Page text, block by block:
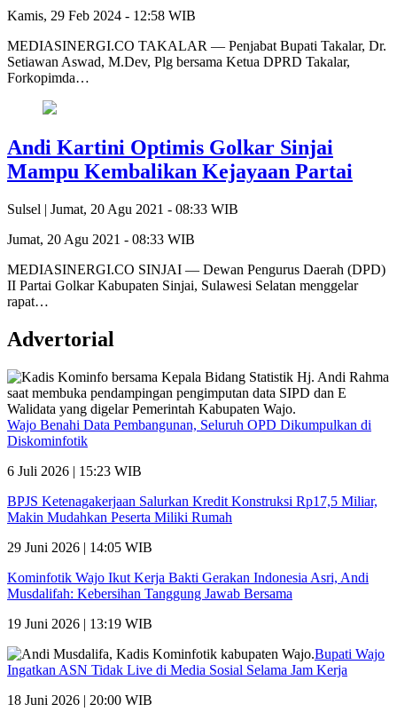
Kamis, 29 Feb 2024 - 12:58 WIB
MEDIASINERGI.CO TAKALAR — Penjabat Bupati Takalar, Dr.
Setiawan Aswad, M.Dev, Plg bersama Ketua DPRD Takalar,
Forkopimda…
Andi Kartini Optimis Golkar Sinjai
Mampu Kembalikan Kejayaan Partai
Sulsel | Jumat, 20 Agu 2021 - 08:33 WIB
Jumat, 20 Agu 2021 - 08:33 WIB
MEDIASINERGI.CO SINJAI — Dewan Pengurus Daerah (DPD)
II Partai Golkar Kabupaten Sinjai, Sulawesi Selatan menggelar
rapat…
Advertorial
Wajo Benahi Data Pembangunan, Seluruh OPD Dikumpulkan di
Diskominfotik
6 Juli 2026 | 15:23 WIB
BPJS Ketenagakerjaan Salurkan Kredit Konstruksi Rp17,5 Miliar,
Makin Mudahkan Peserta Miliki Rumah
29 Juni 2026 | 14:05 WIB
Kominfotik Wajo Ikut Kerja Bakti Gerakan Indonesia Asri, Andi
Musdalifah: Kebersihan Tanggung Jawab Bersama
19 Juni 2026 | 13:19 WIB
Bupati Wajo
Ingatkan ASN Tidak Live di Media Sosial Selama Jam Kerja
18 Juni 2026 | 20:00 WIB